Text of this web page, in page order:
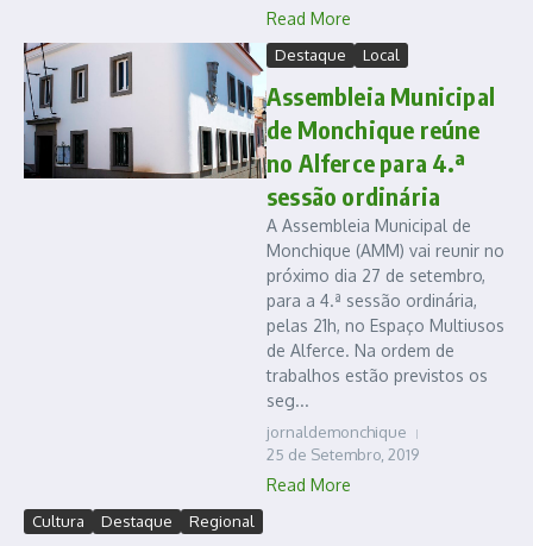
Read More
Destaque Local
Assembleia Municipal
de Monchique reúne
no Alferce para 4.ª
sessão ordinária
A Assembleia Municipal de
Monchique (AMM) vai reunir no
próximo dia 27 de setembro,
para a 4.ª sessão ordinária,
pelas 21h, no Espaço Multiusos
de Alferce. Na ordem de
trabalhos estão previstos os
seg...
jornaldemonchique
25 de Setembro, 2019
Read More
Cultura Destaque Regional